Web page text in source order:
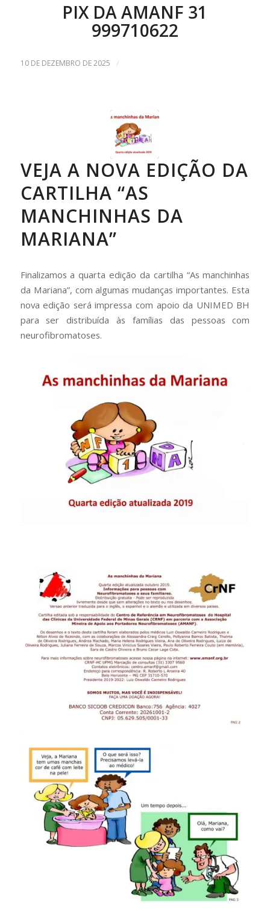
PIX DA AMANF 31
999710622
10 DE DEZEMBRO DE 2025 /
VEJA A NOVA EDIÇÃO DA
CARTILHA “AS
MANCHINHAS DA
MARIANA”
Finalizamos a quarta edição da cartilha “As manchinhas
da Mariana”, com algumas mudanças importantes. Esta
nova edição será impressa com apoio da UNIMED BH
para ser distribuída às famílias das pessoas com
neurofibromatoses.